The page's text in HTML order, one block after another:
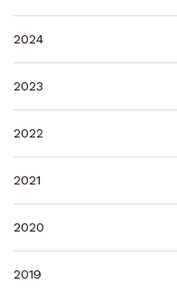
2024
2023
2022
2021
2020
2019